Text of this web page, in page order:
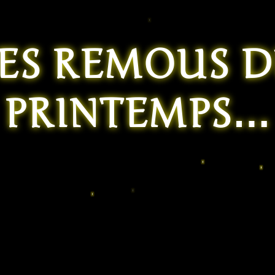
REMOUS
PRINTEMPS…